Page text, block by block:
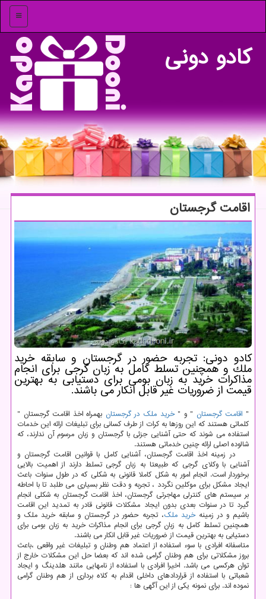
منو
كادو دونی
اقامت گرجستان
كادو دونی: تجربه حضور در گرجستان و سابقه خرید
ملك و همچنین تسلط كامل به زبان گرجی برای انجام
مذاكرات خرید به زبان بومی برای دستیابی به بهترین
قیمت از ضروریات غیر قابل انكار می باشند.
" اقامت گرجستان " و "خرید ملک در گرجستان بهمراه اخذ اقامت گرجستان "
کلماتی هستند که این روزها به کرات از طرف کسانی برای تبلیغات ارائه این خدمات
استفاده می شوند که حتی آشنایی جزئی با گرجستان و زبان مرسوم آن ندارند، که
شالوده اصلی ارائه چنین خدماتی هستند.
در زمینه اخذ اقامت گرجستان، آشنایی کامل با قوانین اقامت گرجستان و
آشنایی با وکلای گرجی که طبیعتا به زبان گرجی تسلط دارند از اهمیت بالایی
برخوردار است. انجام امور به شکل کاملا قانونی به شکلی که در طول سنوات باعث
ایجاد مشکل برای موکلین نگردد ، تجربه و دقت نظر بسیاری می طلبد تا با احاطه
بر سیستم های کنترلی مهاجرتی گرجستان، اخذ اقامت گرجستان به شکلی انجام
گیرد تا در سنوات بعدی بدون ایجاد مشکلات قانونی قادر به تمدید این اقامت
باشیم و در زمینهخرید ملک، تجربه حضور در گرجستان و سابقه خرید ملک و
همچنین تسلط کامل به زبان گرجی برای انجام مذاکرات خرید به زبان بومی برای
دستیابی به بهترین قیمت از ضروریات غیر قابل انکار می باشند.
متاسفانه افرادی با سوء استفاده از اعتماد هم وطنان و تبلیغات غیر واقعی ،باعث
بروز مشکلاتی برای هم وطنان گرامی شده اند که بعضا حل این مشکلات خارج از
توان هرکسی می باشد. اخیرا افرادی با استفاده از نامهایی مانند هلدینگ و ایجاد
شعباتی با استفاده از قراردادهای داخلی اقدام به کلاه برداری از هم وطنان گرامی
نموده اند. برای نمونه یکی از این آگهی ها :